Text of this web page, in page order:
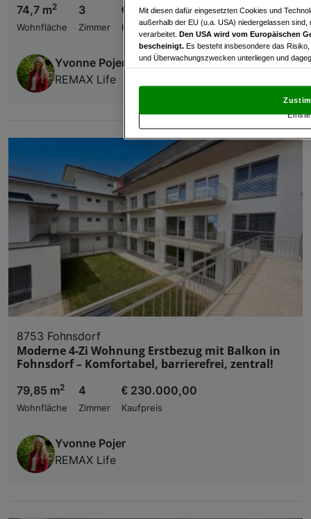
74,7 m2
Wohnfläche
3
Zimmer
€ 215.000,00
Kaufpreis
Yvonne Pojer
REMAX Life
8753 Fohnsdorf
Moderne 4-Zi Wohnung Erstbezug mit Balkon in
Fohnsdorf – Komfortabel, barrierefrei, zentral!
79,85 m2
Wohnfläche
4
Zimmer
€ 230.000,00
Kaufpreis
Yvonne Pojer
REMAX Life
Mit diesen dafür eingesetzten Cookies und
außerhalb der EU (u.a. USA) niedergelassen
verarbeitet. Den USA wird vom Europäischen
bescheinigt. Es besteht insbesondere das
und Überwachungszwecken unterliegen und
und Widerspruch gegen die Verarbeitung auf der
„Cookie Einstellungen“, die sich auf jeder Seite
Wir und unsere Partner
Verwendung genauer Standortdaten.
Zugriff auf Informationen auf einem Endgerät.
und der Performance von Inhalten,
Liste der Partner (Lieferanten)